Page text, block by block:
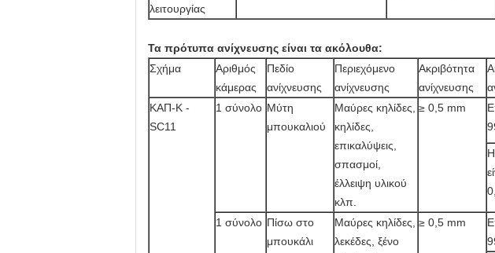
λειτουργίας
Τα πρότυπα ανίχνευσης είναι τα ακόλουθα:
Σχήμα
Αριθμός
κάμερας
Πεδίο
ανίχνευσης
Περιεχόμενο
ανίχνευσης
Ακριβότητα
ανίχνευσης
ΚΑΠ-Κ -
SC11
1 σύνολο Μύτη
μπουκαλιού
Μαύρες κηλίδες,
κηλίδες,
επικαλύψεις,
σπασμοί,
έλλειψη υλικού
κλπ.
≥ 0,5 mm
1 σύνολο Πίσω στο
μπουκάλι
Μαύρες κηλίδες,
λεκέδες, ξένο
≥ 0,5 mm